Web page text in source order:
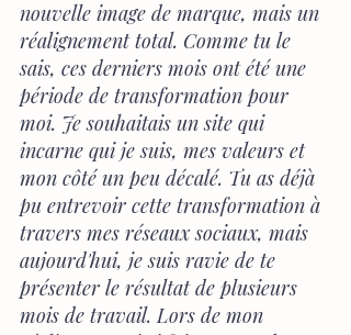
nouvelle image de marque, mais un
réalignement total. Comme tu le
sais, ces derniers mois ont été une
période de transformation pour
moi. Je souhaitais un site qui
incarne qui je suis, mes valeurs et
mon côté un peu décalé. Tu as déjà
pu entrevoir cette transformation à
travers mes réseaux sociaux, mais
aujourd'hui, je suis ravie de te
présenter le résultat de plusieurs
mois de travail. Lors de mon